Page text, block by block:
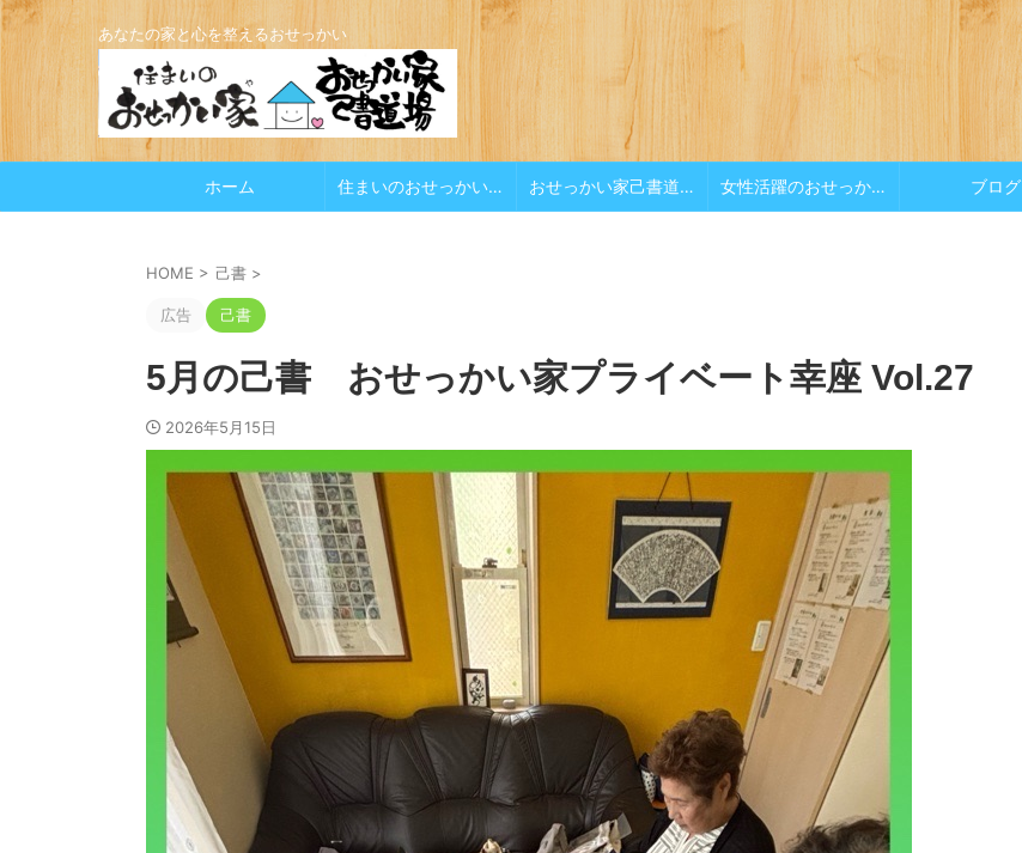
あなたの家と心を整えるおせっかい
ホーム 住まいのおせっかい家 おせっかい家己書道場 女性活躍のおせっかい ブログ
HOME > 己書 >
広告 己書
5月の己書 おせっかい家プライベート幸座 Vol.27
2026年5月15日